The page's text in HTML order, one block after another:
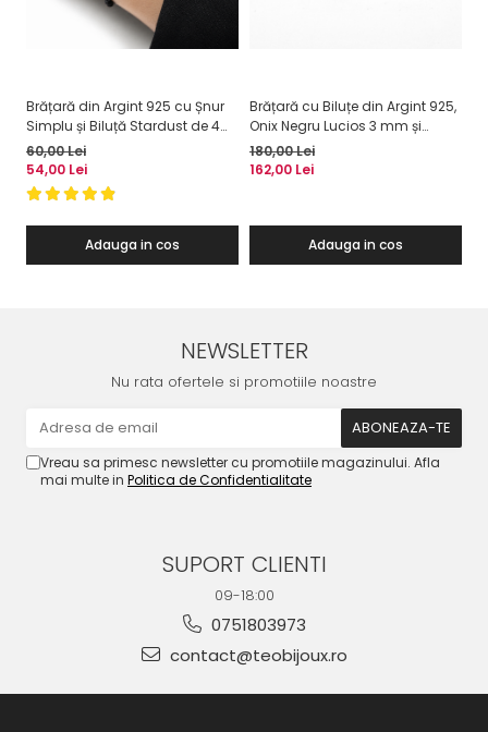
Brățară din Argint 925 cu Șnur
Simplu și Biluță Stardust de 4
mm
60,00 Lei
54,00 Lei
Adauga in cos
Brățară cu Biluțe din Argint 925,
Onix Negru Lucios 3 mm și
Cruciuliță din Argint – Forță
Interioară și Protecție
180,00 Lei
162,00 Lei
Adauga in cos
NEWSLETTER
Nu rata ofertele si promotiile noastre
Vreau sa primesc newsletter cu promotiile magazinului. Afla
mai multe in Politica de Confidentialitate
SUPORT CLIENTI
09-18:00
0751803973
contact@teobijoux.ro